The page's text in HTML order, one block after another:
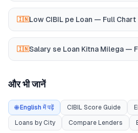
🇮🇳Low CIBIL pe Loan — Full Chart
🇮🇳Salary se Loan Kitna Milega —
और भी जानें
🌐 English में पढ़ें CIBIL Score Guide
Loans by City Compare Lenders